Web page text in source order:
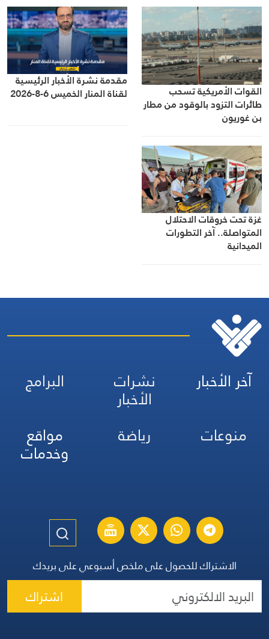
القوات الأمريكية تسحب
طائرات التزود بالوقود من مطار
بن غوريون
مقدمة نشرة الأخبار الرئيسية
لقناة المنار الخميس 6-8-2026
غزة تحت خروقات الاحتلال
المتواصلة.. آخر التطورات
الميدانية
آخر الأخبار نشرات
الأخبار
البرامج
منوعات
رياضة مواقع
وخدمات
الاشتراك للحصول على ملخص أسبوعي على بريدك
اشتراك